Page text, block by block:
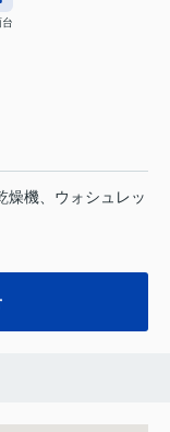
機、ウォシュレッ